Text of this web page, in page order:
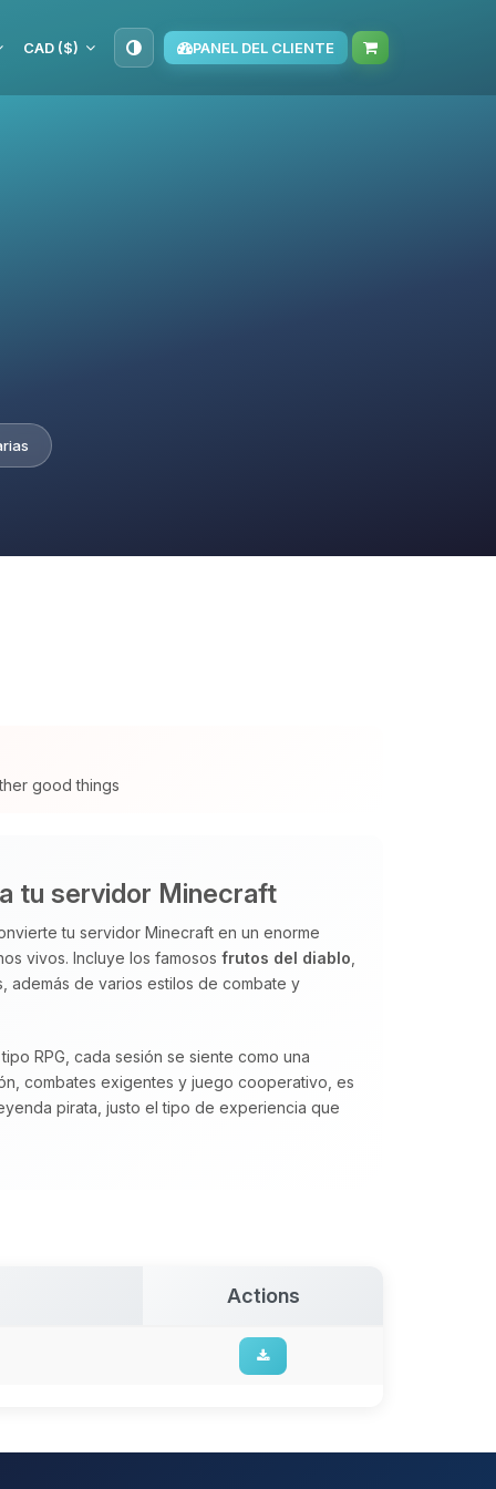
CAD ($) PANEL DEL CLIENTE
good things
tu servidor Minecraft
tu servidor Minecraft en un enorme
vivos. Incluye los famosos frutos del diablo
además de varios estilos de combate y
RPG, cada sesión se siente como una
combates exigentes y juego cooperativo, es
pirata, justo el tipo de experiencia que
Actions